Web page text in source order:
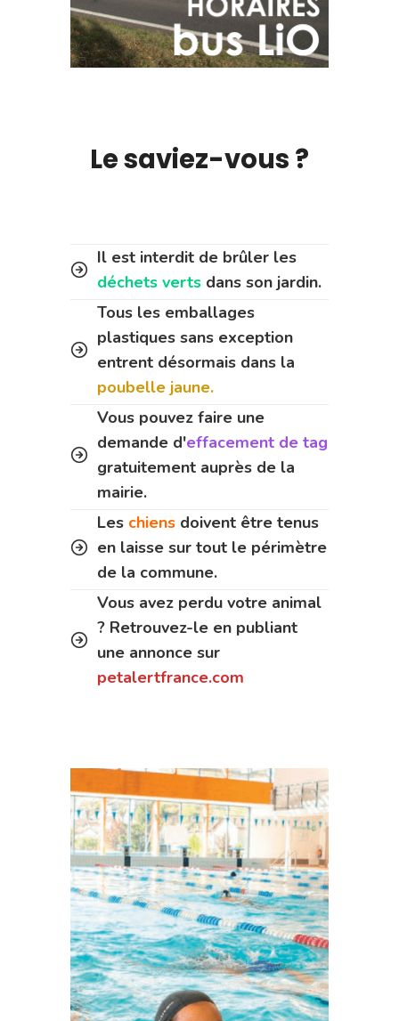
Le saviez-vous ?
Il est interdit de brûler les
déchets verts dans son jardin.
Tous les emballages
plastiques sans exception
entrent désormais dans la
poubelle jaune.
Vous pouvez faire une
demande d'effacement de tag
gratuitement auprès de la
mairie.
Les chiens doivent être tenus
en laisse sur tout le périmètre
de la commune.
Vous avez perdu votre animal
? Retrouvez-le en publiant
une annonce sur
petalertfrance.com